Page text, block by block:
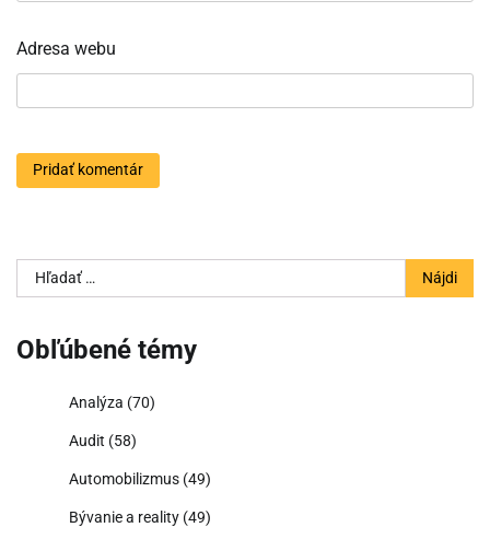
Adresa webu
Hľadať:
Obľúbené témy
Analýza (70)
Audit (58)
Automobilizmus (49)
Bývanie a reality (49)